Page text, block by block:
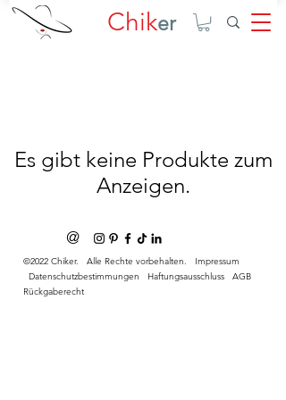
Chiker
Es gibt keine Produkte zum
Anzeigen.
@
©2022 Chiker. Alle Rechte vorbehalten. Impressum
Datenschutzbestimmungen Haftungsausschluss AGB
Rückgaberecht